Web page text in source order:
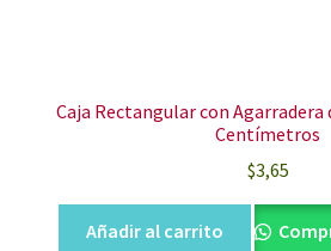
Caja Rectangular con Agarradera
Centímetros
$3,65
Añadir al carrito